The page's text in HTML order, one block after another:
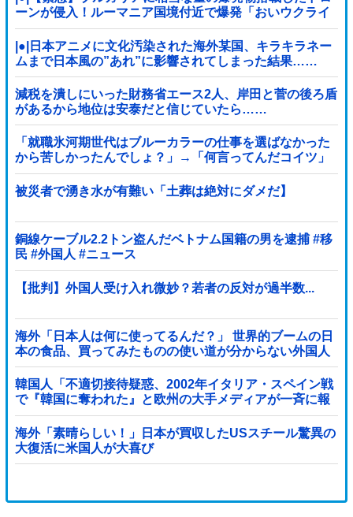
ーンが侵入！ルーマニア国境付近で爆発「おいウクライ
ナ軍がよく使う機種だぞ」
|●|日本アニメに文化汚染された海外某国、キラキラネー
ムまで日本風の”あれ”に影響されてしまった結果……
減税を潰しにいった財務省エース2人、岸田と菅の後ろ盾
があるから地位は安泰だと信じていたら……
「就職氷河期世代はブルーカラーの仕事を選ばなかった
から苦しかったんでしょ？」→「何言ってんだコイツ」
の声、殺到
被災者で湧き水が有難い「土葬は絶対にダメだ】
銅線ケーブル2.2トン盗んだベトナム国籍の男を逮捕 #移
民 #外国人 #ニュース
【批判】外国人受け入れ微妙？若者の反対が過半数...
海外「日本人は何に使ってるんだ？」 世界的ブームの日
本の食品、買ってみたものの使い道が分からない外国人
が続出
韓国人「不適切接待疑惑、2002年イタリア・スペイン戦
で『韓国に奪われた』と欧州の大手メディアが一斉に報
道！」
海外「素晴らしい！」日本が買収したUSスチール驚異の
大復活に米国人が大喜び